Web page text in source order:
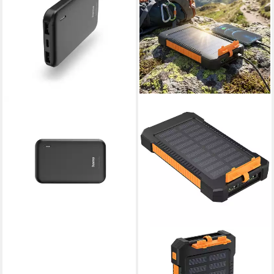
SHOP'N SMILE IDEOON
Solar-Powerbank 8.000 mAh
IP65 Outdoor-Ladestation 2x